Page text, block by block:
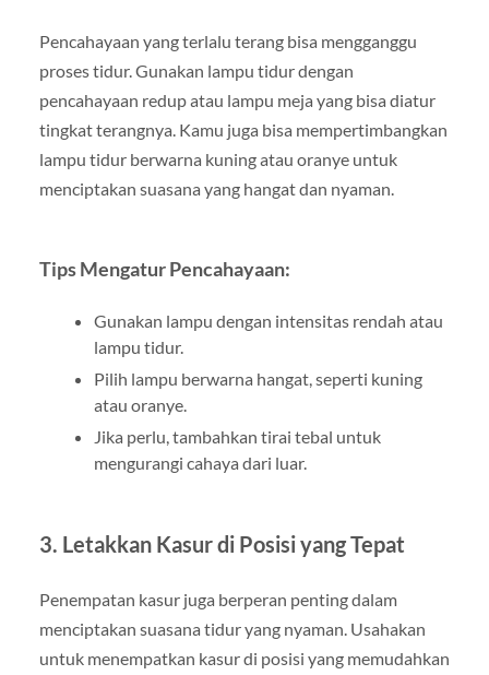
Pencahayaan yang terlalu terang bisa mengganggu
proses tidur. Gunakan lampu tidur dengan
pencahayaan redup atau lampu meja yang bisa diatur
tingkat terangnya. Kamu juga bisa mempertimbangkan
lampu tidur berwarna kuning atau oranye untuk
menciptakan suasana yang hangat dan nyaman.
Tips Mengatur Pencahayaan:
Gunakan lampu dengan intensitas rendah atau
lampu tidur.
Pilih lampu berwarna hangat, seperti kuning
atau oranye.
Jika perlu, tambahkan tirai tebal untuk
mengurangi cahaya dari luar.
3. Letakkan Kasur di Posisi yang Tepat
Penempatan kasur juga berperan penting dalam
menciptakan suasana tidur yang nyaman. Usahakan
untuk menempatkan kasur di posisi yang memudahkan